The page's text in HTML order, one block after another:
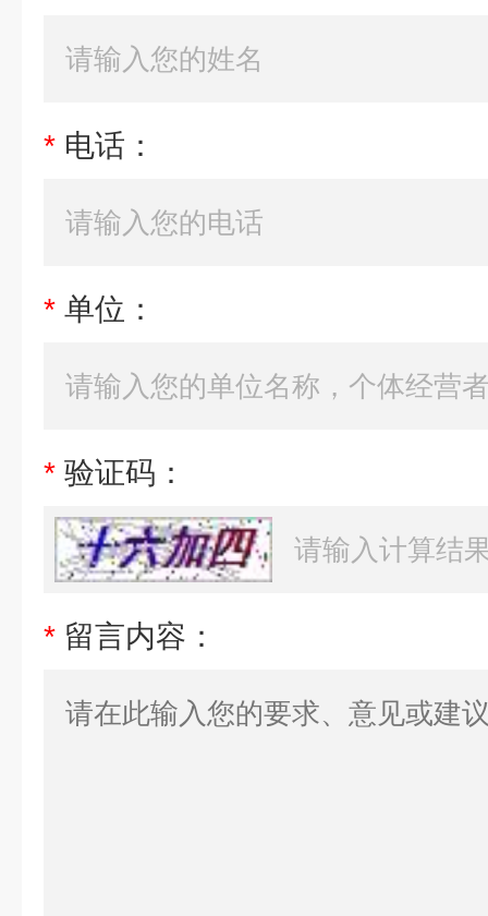
* 电话：
* 单位：
* 验证码：
* 留言内容：